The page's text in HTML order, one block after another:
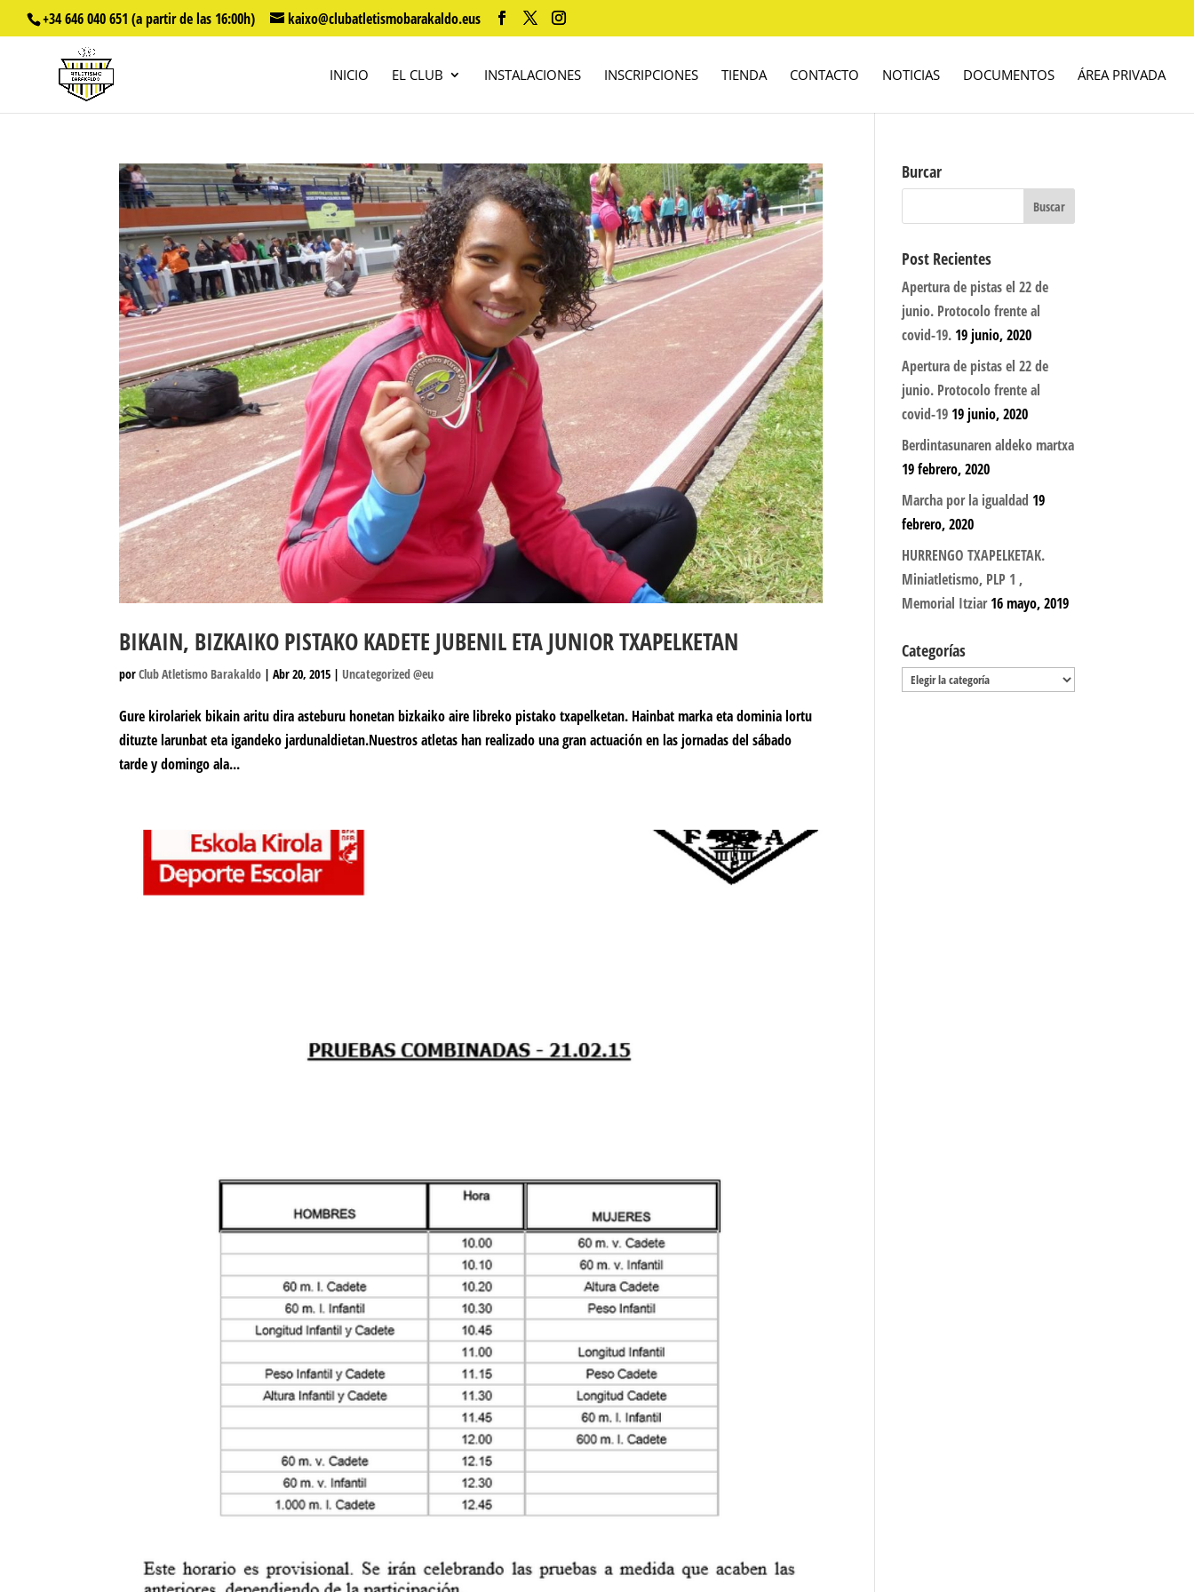
+34 646 040 651 (a partir de las 16:00h) kaixo@clubatletismobarakaldo.eus
INICIO EL CLUB INSTALACIONES INSCRIPCIONES TIENDA CONTACTO NOTICIAS DOCUMENTOS ÁREA PRIVADA
BIKAIN, BIZKAIKO PISTAKO KADETE JUBENIL ETA JUNIOR TXAPELKETAN
porClub Atletismo Barakaldo |Abr 20, 2015 |Uncategorized @eu
Gure kirolariek bikain aritu dira asteburu honetan bizkaiko aire libreko pistako txapelketan. Hainbat marka eta dominia lortu
dituzte larunbat eta igandeko jardunaldietan.Nuestros atletas han realizado una gran actuación en las jornadas del sábado
tarde y domingo ala...
Burcar
Post Recientes
Apertura de pistas el 22 de
junio. Protocolo frente al
covid-19. 19 junio, 2020
Apertura de pistas el 22 de
junio. Protocolo frente al
covid-19 19 junio, 2020
Berdintasunaren aldeko martxa
19 febrero, 2020
Marcha por la igualdad 19
febrero, 2020
HURRENGO TXAPELKETAK.
Miniatletismo, PLP 1 ,
Memorial Itziar 16 mayo, 2019
Categorías
Categorías